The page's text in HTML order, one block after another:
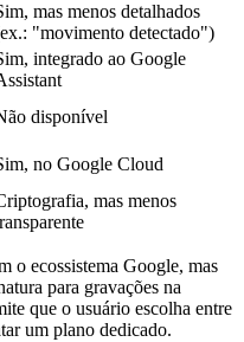
mas menos detalhados
"movimento detectado")
integrado ao Google
disponível
no Google Cloud
mas menos
o ecossistema Google, mas
para gravações na
que o usuário escolha entre
um plano dedicado.